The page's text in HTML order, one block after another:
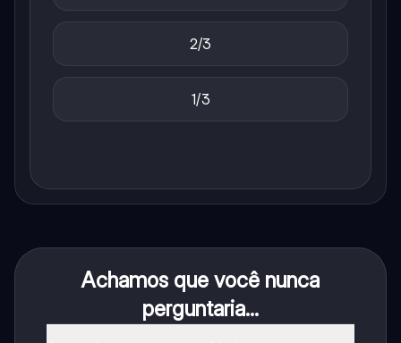
2/3
1/3
Achamos que você nunca
perguntaria...